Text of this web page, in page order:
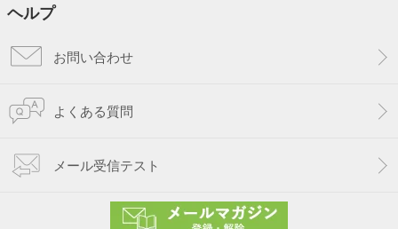
ヘルプ
お問い合わせ
よくある質問
メール受信テスト